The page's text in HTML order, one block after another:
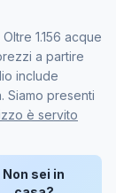
1.156 acque
a partire
include
Siamo presenti
è servito
Non sei in